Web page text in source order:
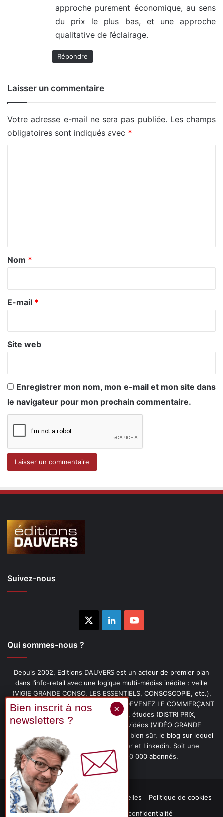
approche purement économique, au sens
du prix le plus bas, et une approche
qualitative de l’éclairage.
Répondre
Laisser un commentaire
Votre adresse e-mail ne sera pas publiée. Les champs
obligatoires sont indiqués avec *
a
e
Nom *
E-mail *
Site web
Enregistrer mon nom, mon e-mail et mon site dans
le navigateur pour mon prochain commentaire.
Suivez-nous
LinkedinYouTube
Qui sommes-nous ?
Depuis 2002, Editions DAUVERS est un acteur de premier plan
dans l’info-retail avec une logique multi-médias inédite : veille
(VIGIE GRANDE CONSO, LES ESSENTIELS, CONSOSCOPIE, etc.),
livres (PENSER-CLIENT, IMAGE-PRIX, DEVENEZ LE COMMERÇANT
PRÉFÉRÉ DE VOS CLIENTS, etc.), études (DISTRI PRIX,
PROMOFLASH, DRIVE INSIGHTS), vidéos (VIDÉO GRANDE
CONSO), podcasts (CAFÉ CONSO) et, bien sûr, le blog sur lequel
vous êtes, ainsi que les fils Twitter et Linkedin. Soit une
communauté de plus de 150 000 abonnés.
Mentions légales Données personnelles
Politique de cookies
Contact
Déclaration de confidentialité